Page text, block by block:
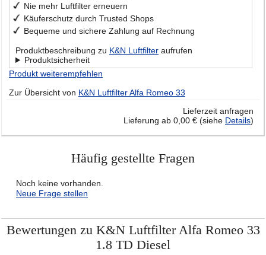
Nie mehr Luftfilter erneuern
Käuferschutz durch Trusted Shops
Bequeme und sichere Zahlung auf Rechnung
Produktbeschreibung zu K&N Luftfilter aufrufen
Produktsicherheit
Produkt weiterempfehlen
Zur Übersicht von K&N Luftfilter Alfa Romeo 33
Lieferzeit anfragen
Lieferung ab 0,00 € (siehe Details)
Häufig gestellte Fragen
Noch keine vorhanden.
Neue Frage stellen
Bewertungen zu K&N Luftfilter Alfa Romeo 33
1.8 TD Diesel